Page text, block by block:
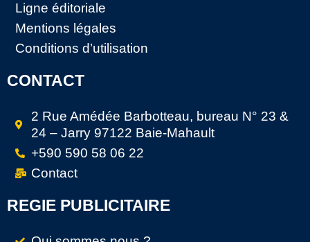
Ligne éditoriale
Mentions légales
Conditions d’utilisation
CONTACT
2 Rue Amédée Barbotteau, bureau N° 23 &
24 – Jarry 97122 Baie-Mahault
+590 590 58 06 22
Contact
REGIE PUBLICITAIRE